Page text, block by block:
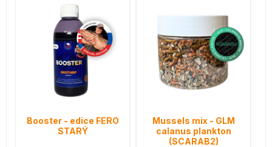
Booster - edice FERO
STARÝ
Mussels mix - GLM
calanus plankton
(SCARAB2)